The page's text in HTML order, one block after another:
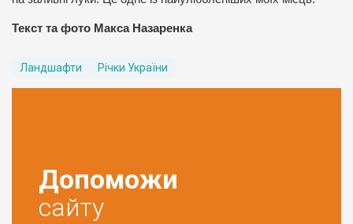
Текст та фото Макса Назаренка
Ландшафти Річки України
Допоможи
сайту